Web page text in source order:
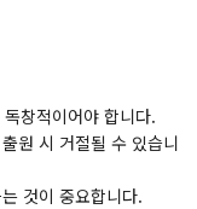
창적이어야 합니다.
원 시 거절될 수 있습니
것이 중요합니다.